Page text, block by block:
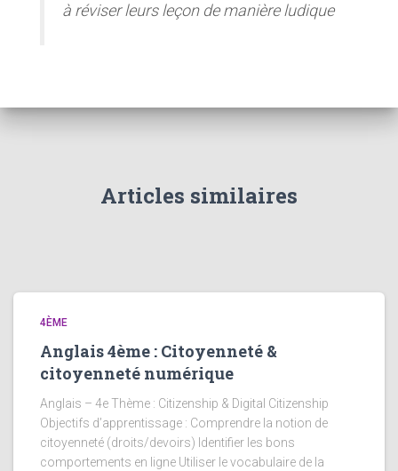
à réviser leurs leçon de manière ludique
Articles similaires
4ÈME
Anglais 4ème : Citoyenneté &
citoyenneté numérique
Anglais – 4e Thème : Citizenship & Digital Citizenship
Objectifs d’apprentissage : Comprendre la notion de
citoyenneté (droits/devoirs) Identifier les bons
comportements en ligne Utiliser le vocabulaire de la